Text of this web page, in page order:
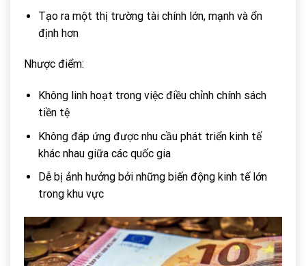
Tạo ra một thị trường tài chính lớn, mạnh và ổn
định hơn
Nhược điểm:
Không linh hoạt trong việc điều chỉnh chính sách
tiền tệ
Không đáp ứng được nhu cầu phát triển kinh tế
khác nhau giữa các quốc gia
Dễ bị ảnh hưởng bởi những biến động kinh tế lớn
trong khu vực